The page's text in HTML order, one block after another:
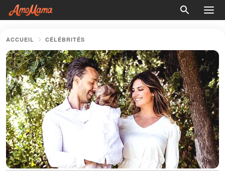
ACCUEIL CÉLÉBRITÉS